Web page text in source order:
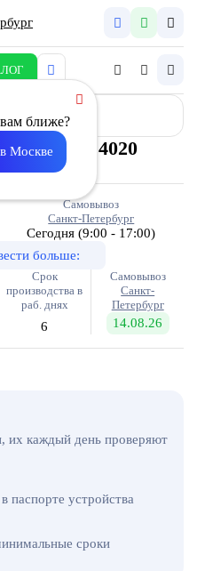
ближе?
в Москве
К- 4020
Самовывоз
Санкт-Петербург
Сегодня(9:00 - 17:00)
больше:
Срок
производства в
раб. днях
6
Самовывоз
Санкт-
Петербург
14.08.26
каждый день проверяют
паспорте устройства
сроки